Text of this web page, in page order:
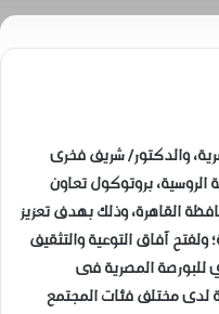
والدكتور/ شريف فخرى
بروتوكول تعاون
القاهرة، وذلك بهدف تعزيز
آفاق التوعية والتثقيف
للبورصة المصرية فى
لدى مختلف فئات المجتمع